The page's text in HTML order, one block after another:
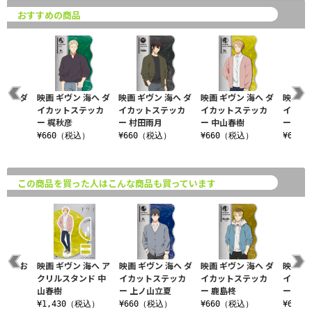
おすすめの商品
映画 ギヴン 海へ ダ
イカットステッカ
ー 村田雨月
¥660（税込）
映画 ギヴン 海へ ダ
イカットステッカ
ー 中山春樹
¥660（税込）
映画
イカッ
ー 上
¥660（
へ ダ
映画 ギヴン 海へ ダ
イカットステッカ
ー 梶秋彦
¥660（税込）
この商品を買った人はこんな商品も買っています
映画 ギヴン 海へ ダ
イカットステッカ
ー 上ノ山立夏
¥660（税込）
映画 ギヴン 海へ ダ
イカットステッカ
ー 鹿島柊
¥660（税込）
映画
イカッ
ー 村
¥660
へ お
映画 ギヴン 海へ ア
クリルスタンド 中
山春樹
¥1,430（税込）